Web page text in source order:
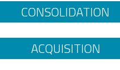
CONSOLIDATION
ACQUISITION